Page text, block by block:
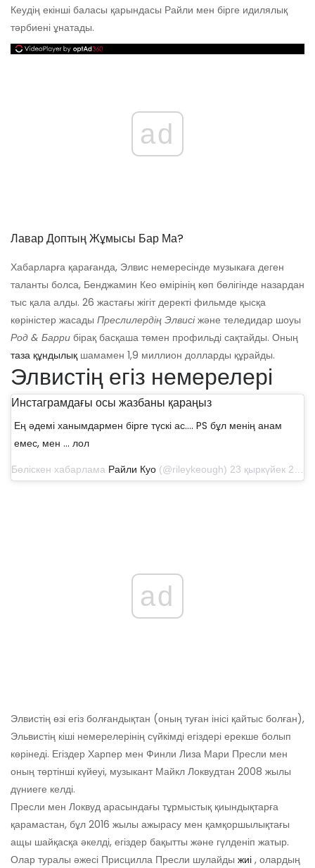
Кеудің екінші баласы қарындасы Райли мен бірге идилялық
тәрбиені ұнатады.
ad
Лавар Доптың Жұмысы Бар Ма?
Хабарларға қарағанда, Элвис немересінде музыкаға деген
таланты болса, Бенджамин Кео өмірінің көп бөлігінде назардан
тыс қала алды. 26 жастағы жігіт деректі фильмде қысқа
көріністер жасады Преслилердің Элвисіжәне теледидар шоуы
Род & Барри бірақ басқаша төмен профильді сақтайды. Оның
таза құндылықшамамен 1,9 миллион долларды құрайды.
Элвистің егіз немерелері
Инстаграмдағы осы жазбаны қараңыз
Ең әдемі ханымдармен бірге түскі ас…. PS бұл менің анам
емес, мен ... лол
Бөліскен хабарлама Райли Куо (@rileykeough) 23 қыркүйек 2017 жылы сағат 18: 58-де PDT
ad
Элвистің өзі егіз болғандықтан (оның туған інісі қайтыс болған),
Эльвистің кіші немерелерінің сүйкімді егіздері ерекше болып
көрінеді. Егіздер Харпер мен Финли Лиза Мари Пресли мен
оның төртінші күйеуі, музыкант Майкл Локвудтан 2008 жылы
дүниеге келді.
Пресли мен Локвуд арасындағы тұрмыстық қиындықтарға
қарамастан, бұл 2016 жылы ажырасу мен қамқоршылықтағы
ащы шайқасқа әкелді, егіздер бақытты және гүлденіп жатыр.
Олар туралы әжесі Присцилла Пресли шулайды жиі , олардың